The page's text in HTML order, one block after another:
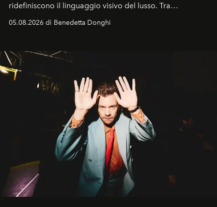
ridefiniscono il linguaggio visivo del lusso. Tra
contemporanea e storytelling d'autore, le maison
di esprimere identità, visione e desiderio.
05.08.2026 di Benedetta Donghi